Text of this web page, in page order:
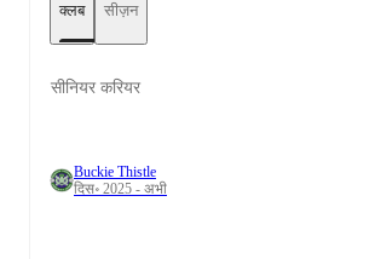
क्लब सीज़न
सीनियर करियर
Buckie Thistle
दिस॰ 2025 - अभी